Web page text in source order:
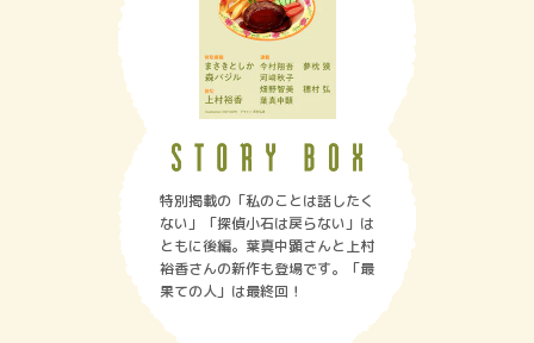
特別掲載の「私のことは話したく
ない」「探偵小石は戻らない」は
ともに後編。葉真中顕さんと上村
裕香さんの新作も登場です。「最
果ての人」は最終回！